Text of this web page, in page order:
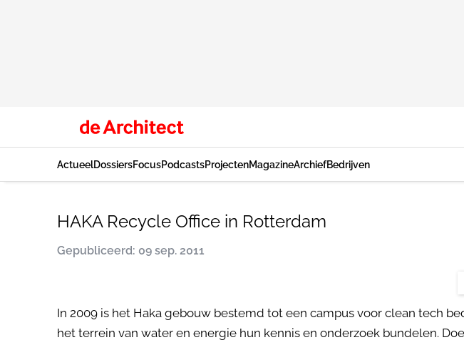
ActueelDossiersFocusPodcastsProjectenMagazineArchiefBedrijven
HAKA Recycle Office in Rotterdam
Gepubliceerd: 09 sep. 2011
In 2009 is het Haka gebouw bestemd tot een campus voor clean tech
het terrein van water en energie hun kennis en onderzoek bundelen.